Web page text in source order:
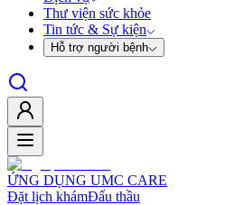
Thư viện sức khỏe
Tin tức & Sự kiện
Hỗ trợ người bệnh
ỨNG DỤNG UMC CARE
Đặt lịch khámĐấu thầu